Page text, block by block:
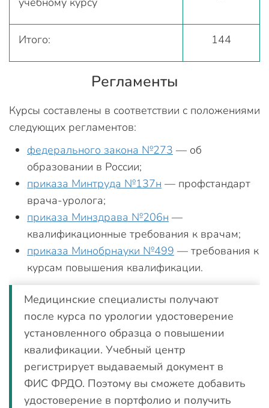
Итого: 144
Регламенты
Курсы составлены в соответствии с положениями
следующих регламентов:
федерального закона №273 — об
образовании в России;
приказа Минтруда №137н — профстандарт
врача-уролога;
приказа Минздрава №206н —
квалификационные требования к врачам;
приказа Минобрнауки №499 — требования к
курсам повышения квалификации.
Медицинские специалисты получают
после курса по урологии удостоверение
установленного образца о повышении
квалификации. Учебный центр
регистрирует выдаваемый документ в
ФИС ФРДО. Поэтому вы сможете добавить
удостоверение в портфолио и получить